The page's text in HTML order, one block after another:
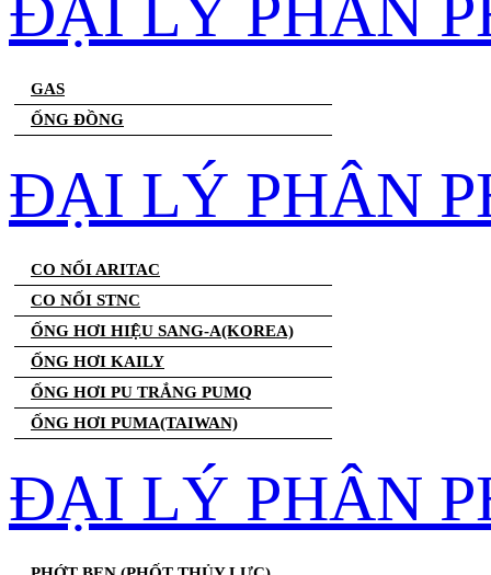
GAS
ỐNG ĐỒNG
ĐẠI LÝ PHÂN
CO NỐI ARITAC
CO NỐI STNC
ỐNG HƠI HIỆU SANG-A(KOREA)
ỐNG HƠI KAILY
ỐNG HƠI PU TRẮNG PUMQ
ỐNG HƠI PUMA(TAIWAN)
ĐẠI LÝ PHÂN